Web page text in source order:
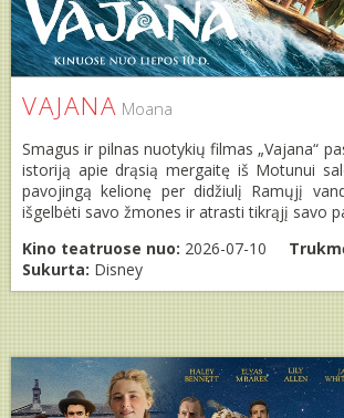
VAJANA Moana
Smagus ir pilnas nuotykių filmas „Vajana“
istoriją apie drąsią mergaitę iš Motunui
pavojingą kelionę per didžiulį Ramųjį
išgelbėti savo žmones ir atrasti tikrąjį savo
Kino teatruose nuo: 2026-07-10
Sukurta: Disney